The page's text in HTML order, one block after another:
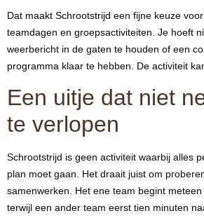
Dat maakt Schrootstrijd een fijne keuze
teamdagen en groepsactiviteiten. Je hoeft
weerbericht in de gaten te houden of een
programma klaar te hebben. De activiteit
Een uitje dat niet
te verlopen
Schrootstrijd is geen activiteit waarbij alles
plan moet gaan. Het draait juist om
samenwerken. Het ene team begint
terwijl een ander team eerst tien minuten